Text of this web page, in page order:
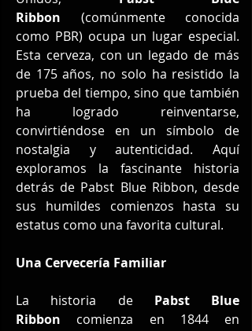
Ribbon (comúnmente conocida
como PBR) ocupa un lugar especial.
Esta cerveza, con un legado de más
de 175 años, no solo ha resistido la
prueba del tiempo, sino que también
ha logrado reinventarse,
convirtiéndose en un símbolo de
nostalgia y autenticidad. Aquí
exploramos la fascinante historia
detrás de Pabst Blue Ribbon, desde
sus humildes comienzos hasta su
estatus como una favorita cultural.
Una Cervecería Familiar
La historia de Pabst Blue
Ribbon comienza en 1844 en